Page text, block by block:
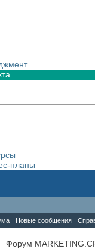
планы
Новые сообщения
Форум